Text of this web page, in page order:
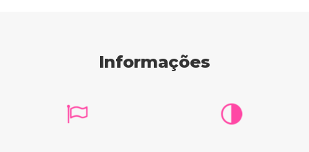
Informações